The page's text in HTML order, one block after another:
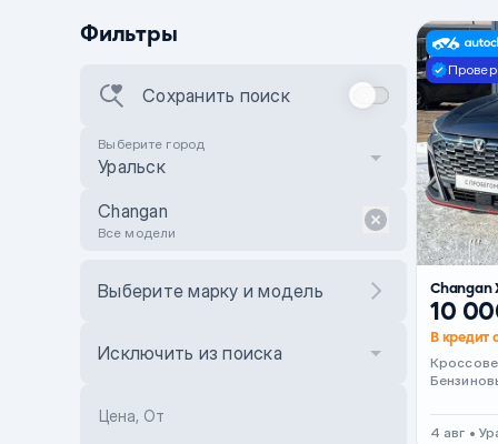
Фильтры
Сохранить поиск
Выберите город
Уральск
Changan
Все модели
Выберите марку и модель
Исключить из поиска
Цена, От
Changan
10
В кредит
4 авг •